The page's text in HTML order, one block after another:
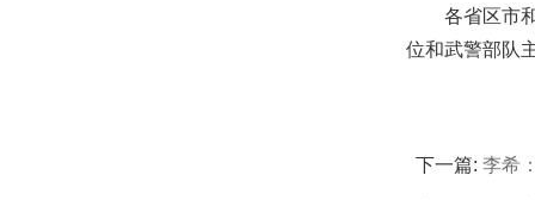
各省区市
位和武警部队
下一篇: 李希